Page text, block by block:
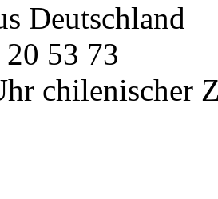
Deutschland
53 73
chilenischer